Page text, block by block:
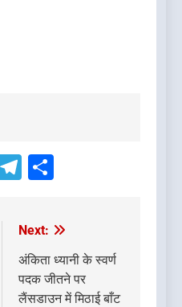
Telegram
Next:
अंकिता ध्यानी के स्वर्ण
पदक जीतने पर
लैंसडाउन में मिठाई बाँट